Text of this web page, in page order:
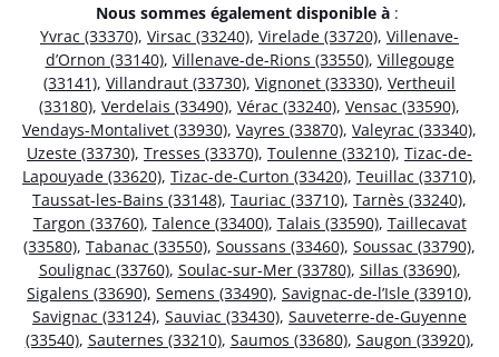
Nous sommes également disponible à :
Yvrac (33370), Virsac (33240), Virelade (33720), Villenave-
d’Ornon (33140), Villenave-de-Rions (33550), Villegouge
(33141), Villandraut (33730), Vignonet (33330), Vertheuil
(33180), Verdelais (33490), Vérac (33240), Vensac (33590),
Vendays-Montalivet (33930), Vayres (33870), Valeyrac (33340),
Uzeste (33730), Tresses (33370), Toulenne (33210), Tizac-de-
Lapouyade (33620), Tizac-de-Curton (33420), Teuillac (33710),
Taussat-les-Bains (33148), Tauriac (33710), Tarnès (33240),
Targon (33760), Talence (33400), Talais (33590), Taillecavat
(33580), Tabanac (33550), Soussans (33460), Soussac (33790),
Soulignac (33760), Soulac-sur-Mer (33780), Sillas (33690),
Sigalens (33690), Semens (33490), Savignac-de-l’Isle (33910),
Savignac (33124), Sauviac (33430), Sauveterre-de-Guyenne
(33540), Sauternes (33210), Saumos (33680), Saugon (33920),